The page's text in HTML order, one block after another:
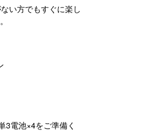
い方でもすぐに楽し
3電池×4をご準備く